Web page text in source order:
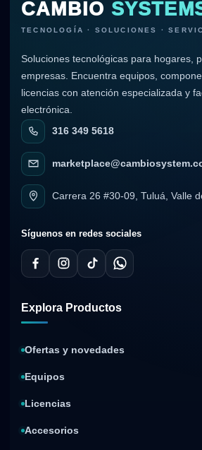
CAMBIO
TECNOLOGÍA · SOLUCIONES ·
Soluciones tecnológicas para hogares,
empresas. Encuentra equipos,
licencias con atención especializada y
electrónica.
316 349 5618
Carrera 26 #30-09, Tuluá, Valle
Síguenos en redes sociales
Explora Productos
Ofertas y novedades
Equipos
Licencias
Accesorios